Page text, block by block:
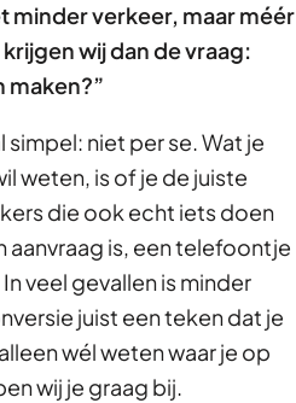
minder verkeer, maar méér
wij dan de vraag:
maken?”
niet per se. Wat je
weten, is of je de juiste
die ook echt iets doen
aanvraag is, een telefoontje
veel gevallen is minder
juist een teken dat je
wél weten waar je op
wij je graag bij.